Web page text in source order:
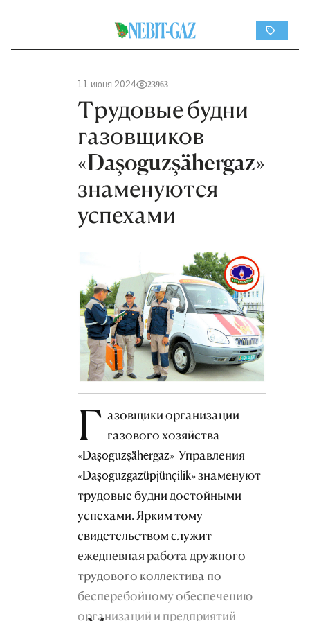
11 июня 2024 23963
Трудовые будни
газовщиков
«Daşoguzşähergaz»
знаменуются
успехами
Г азовщики организации
газового хозяйства
«Daşoguzşähergaz» Управления
«Daşoguzgazüpjünçilik» знаменуют
трудовые будни достойными
успехами. Ярким тому
свидетельством служит
ежедневная работа дружного
трудового коллектива по
бесперебойному обеспечению
организаций и предприятий